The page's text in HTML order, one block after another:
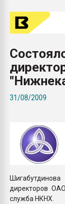
31/08/2009
Шигабутдинова
директоров
служба НКНХ.